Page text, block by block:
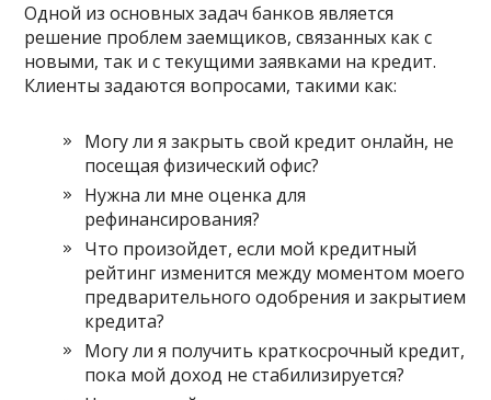
Одной из основных задач банков является
решение проблем заемщиков, связанных как с
новыми, так и с текущими заявками на кредит.
Клиенты задаются вопросами, такими как:
Могу ли я закрыть свой кредит онлайн, не
посещая физический офис?
Нужна ли мне оценка для
рефинансирования?
Что произойдет, если мой кредитный
рейтинг изменится между моментом моего
предварительного одобрения и закрытием
кредита?
Могу ли я получить краткосрочный кредит,
пока мой доход не стабилизируется?